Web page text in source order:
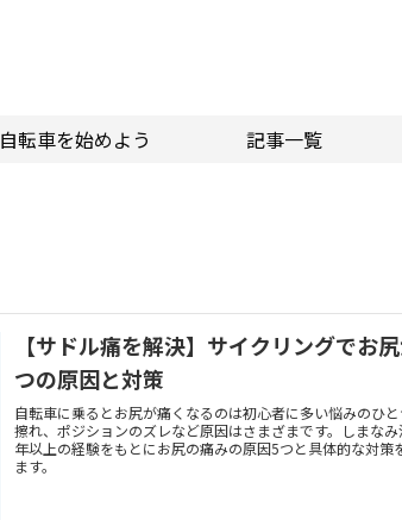
自転車を始めよう 記事一覧
【サドル痛を解決】サイクリングでお
つの原因と対策
自転車に乗るとお尻が痛くなるのは初心者に多い悩みのひと
擦れ、ポジションのズレなど原因はさまざまです。しまな
年以上の経験をもとにお尻の痛みの原因5つと具体的な対策
ます。